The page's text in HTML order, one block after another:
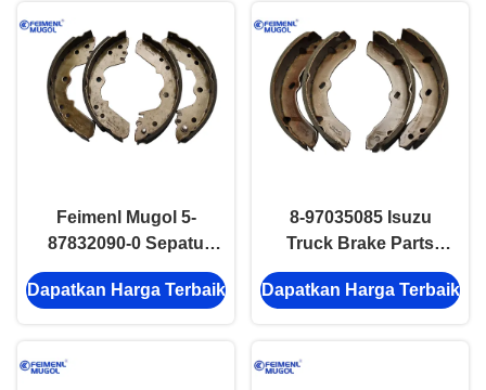
Feimenl Mugol 5-
87832090-0 Sepatu
rem belakang Isuzu
Untuk ISUZU TFR
Dapatkan Harga Terbaik
8-97035085 Isuzu
Truck Brake Parts
NKR55 4JB1 100P
600P Sepatu rem
Dapatkan Harga Terbaik